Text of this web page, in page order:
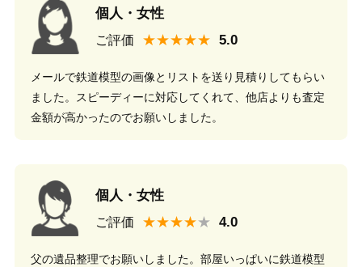
個人・女性
ご評価 ★★★★★
メールで鉄道模型の画像とリストを送り見積りしてもらい
ました。スピーディーに対応してくれて、他店よりも査定
金額が高かったのでお願いしました。
個人・女性
ご評価 ★★★★
父の遺品整理でお願いしました。部屋いっぱいに鉄道模型